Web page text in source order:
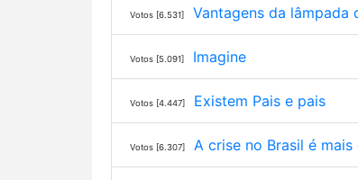
Votos [6.531] Vantagens da lâmpada
Votos [5.091] Imagine
Votos [4.447] Existem Pais e pais
Votos [6.307] A crise no Brasil é